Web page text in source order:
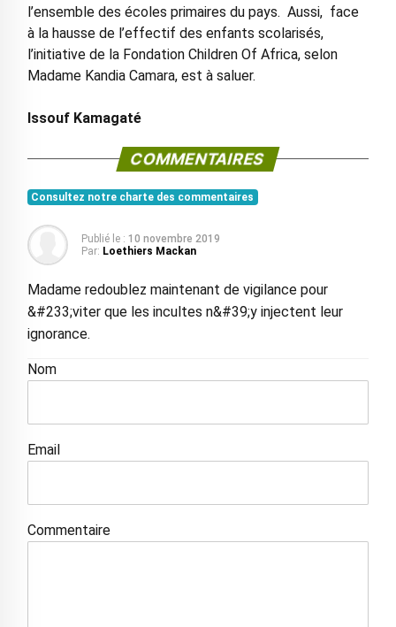
l’ensemble des écoles primaires du pays. Aussi, face
à la hausse de l’effectif des enfants scolarisés,
l’initiative de la Fondation Children Of Africa, selon
Madame Kandia Camara, est à saluer.
Issouf Kamagaté
COMMENTAIRES
Consultez notre charte des commentaires
Publié le : 10 novembre 2019
Par: Loethiers Mackan
Madame redoublez maintenant de vigilance pour
&#233;viter que les incultes n&#39;y injectent leur
ignorance.
Nom
Email
Commentaire